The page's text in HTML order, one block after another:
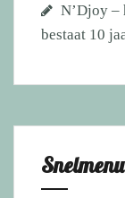
N’Djoy –
bestaat 10
Snelmenu